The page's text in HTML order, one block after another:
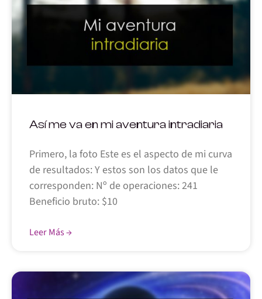
Así me va en mi aventura intradiaria
Primero, la foto Este es el aspecto de mi curva
de resultados: Y estos son los datos que le
corresponden: Nº de operaciones: 241
Beneficio bruto: $10
Leer Más →